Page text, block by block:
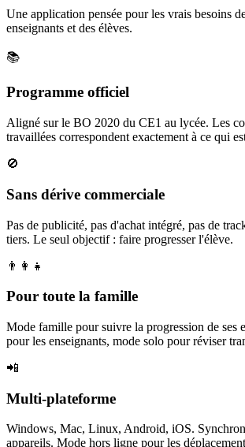
Une application pensée pour les vrais besoins
enseignants et des élèves.
📚
Programme officiel
Aligné sur le BO 2020 du CE1 au lycée. Les
travaillées correspondent exactement à ce qui
🚫
Sans dérive commerciale
Pas de publicité, pas d'achat intégré, pas de
tiers. Le seul objectif : faire progresser l'élève.
👨‍👩‍👧
Pour toute la famille
Mode famille pour suivre la progression de ses
pour les enseignants, mode solo pour réviser
📲
Multi-plateforme
Windows, Mac, Linux, Android, iOS.
appareils. Mode hors ligne pour les